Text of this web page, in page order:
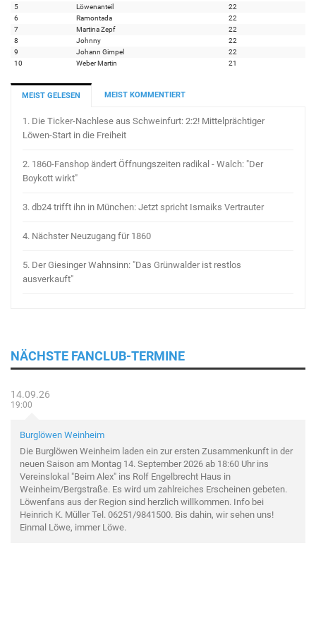
5
Löwenanteil
22
6
Ramontada
22
7
Martina Zepf
22
8
Johnny
22
9
Johann Gimpel
22
10
Weber Martin 21
MEIST GELESEN MEIST KOMMENTIERT
1. Die Ticker-Nachlese aus Schweinfurt: 2:2! Mittelprächtiger
Löwen-Start in die Freiheit
2. 1860-Fanshop ändert Öffnungszeiten radikal - Walch: "Der
Boykott wirkt"
3. db24 trifft ihn in München: Jetzt spricht Ismaiks Vertrauter
4. Nächster Neuzugang für 1860
5. Der Giesinger Wahnsinn: "Das Grünwalder ist restlos
ausverkauft"
NÄCHSTE FANCLUB-TERMINE
14.09.26
19:00
Burglöwen Weinheim
Die Burglöwen Weinheim laden ein zur ersten Zusammenkunft in der
neuen Saison am Montag 14. September 2026 ab 18:60 Uhr ins
Vereinslokal "Beim Alex" ins Rolf Engelbrecht Haus in
Weinheim/Bergstraße. Es wird um zahlreiches Erscheinen gebeten.
Löwenfans aus der Region sind herzlich willkommen. Info bei
Heinrich K. Müller Tel. 06251/9841500. Bis dahin, wir sehen uns!
Einmal Löwe, immer Löwe.